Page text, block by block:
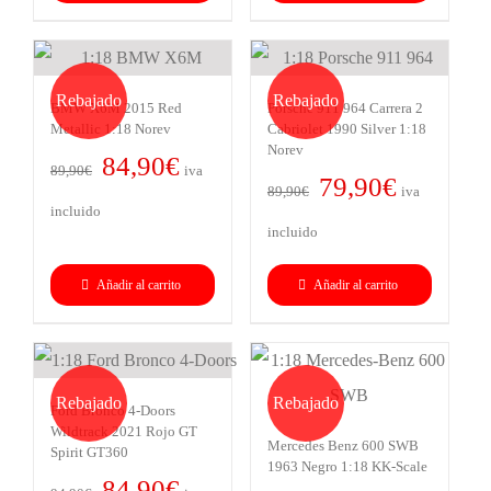
119,90€.
94,90€.
Rebajado
BMW X6M 2015 Red
Metallic 1:18 Norev
89,90€
El
89,90€.
84,90€
84,90€.
iva
incluido
Añadir al carrito
Rebajado
Porsche 911 964 Carrera 2
Cabriolet 1990 Silver 1:18
Norev
89,90€
El
89,90€.
79,90€El
79,90€.
iva
incluido
Añadir al carrito
Rebajado
Ford Bronco 4-Doors
Wildtrack 2021 Rojo GT
Spirit GT360
El
Rebajado
Mercedes Benz 600 SWB
1963 Negro 1:18 KK-Scale